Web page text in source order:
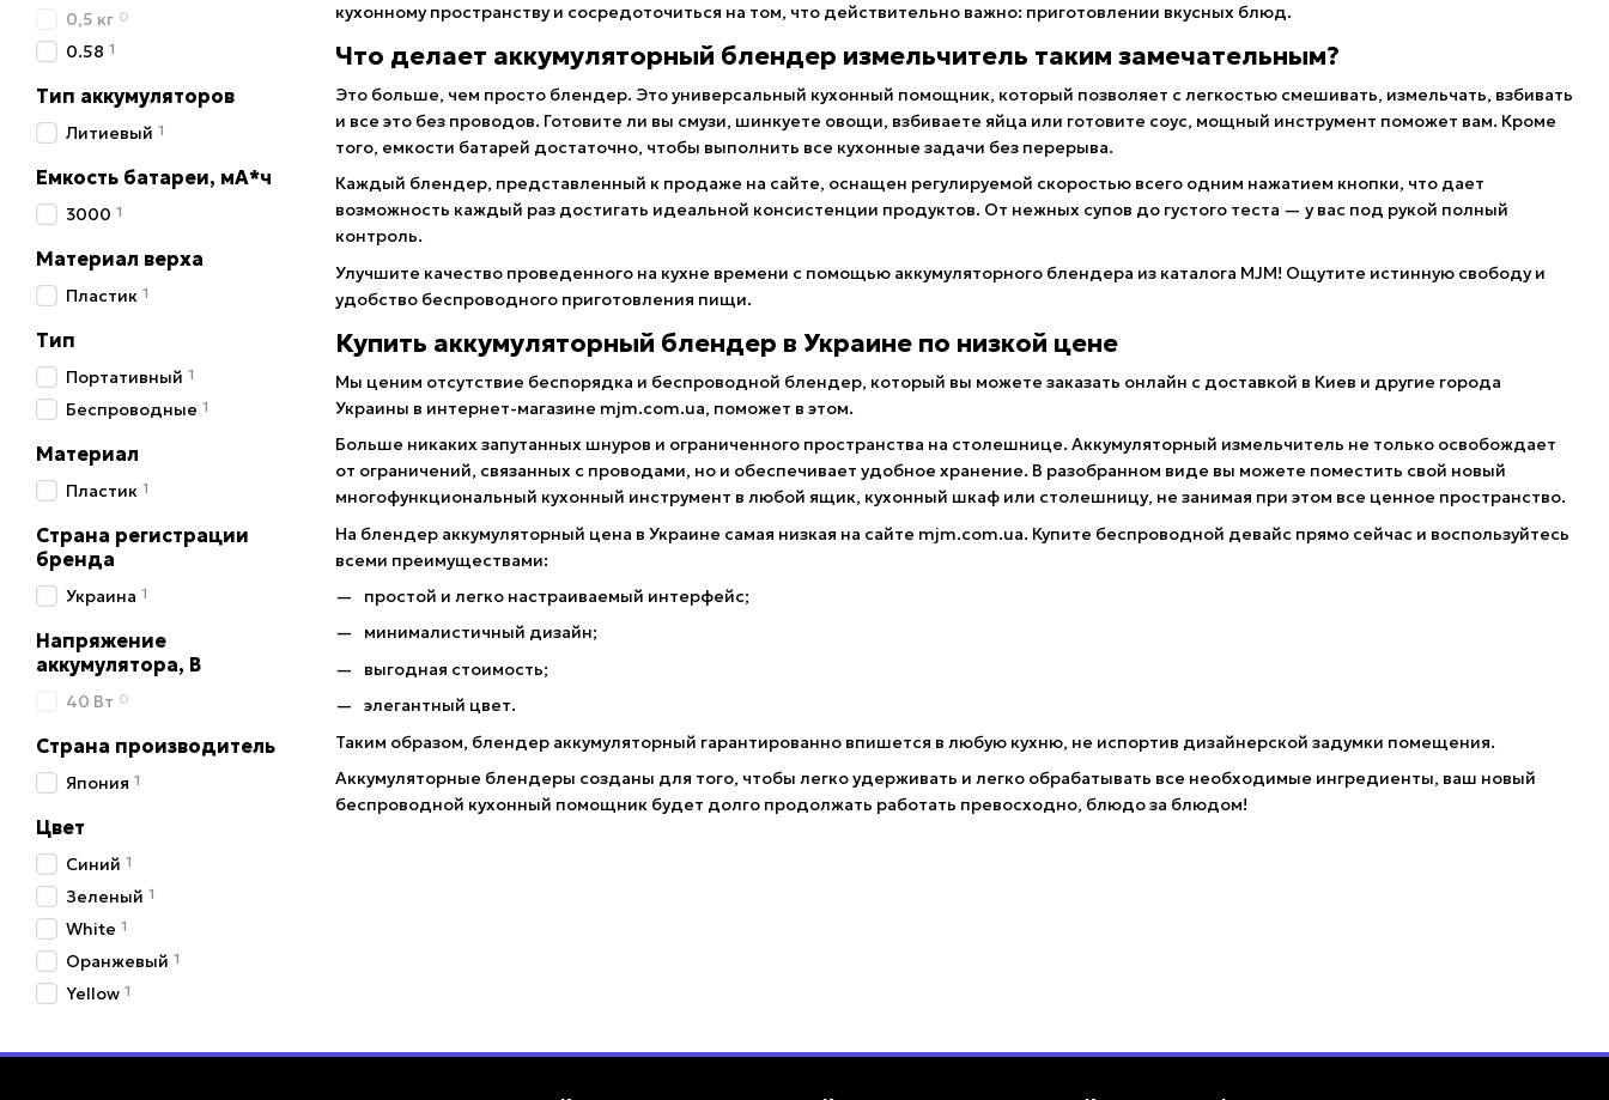
кухонному пространству и сосредоточиться на том, что действительно важно: приготовлении вкусных блюд.
Что делает аккумуляторный блендер измельчитель таким замечательным?
Это больше, чем просто блендер. Это универсальный кухонный помощник, который позволяет с легкостью смешивать, измельчать, взбивать
и все это без проводов. Готовите ли вы смузи, шинкуете овощи, взбиваете яйца или готовите соус, мощный инструмент поможет вам. Кроме
того, емкости батарей достаточно, чтобы выполнить все кухонные задачи без перерыва.
Каждый блендер, представленный к продаже на сайте, оснащен регулируемой скоростью всего одним нажатием кнопки, что дает
возможность каждый раз достигать идеальной консистенции продуктов. От нежных супов до густого теста — у вас под рукой полный
контроль.
Улучшите качество проведенного на кухне времени с помощью аккумуляторного блендера из каталога MJM! Ощутите истинную свободу и
удобство беспроводного приготовления пищи.
Купить аккумуляторный блендер в Украине по низкой цене
Мы ценим отсутствие беспорядка и беспроводной блендер, который вы можете заказать онлайн с доставкой в Киев и другие города
Украины в интернет-магазине mjm.com.ua, поможет в этом.
Больше никаких запутанных шнуров и ограниченного пространства на столешнице. Аккумуляторный измельчитель не только освобождает
от ограничений, связанных с проводами, но и обеспечивает удобное хранение. В разобранном виде вы можете поместить свой новый
многофункциональный кухонный инструмент в любой ящик, кухонный шкаф или столешницу, не занимая при этом все ценное пространство.
На блендер аккумуляторный цена в Украине самая низкая на сайте mjm.com.ua. Купите беспроводной девайс прямо сейчас и воспользуйтесь
всеми преимуществами:
простой и легко настраиваемый интерфейс;
минималистичный дизайн;
выгодная стоимость;
элегантный цвет.
Таким образом, блендер аккумуляторный гарантированно впишется в любую кухню, не испортив дизайнерской задумки помещения.
Аккумуляторные блендеры созданы для того, чтобы легко удерживать и легко обрабатывать все необходимые ингредиенты, ваш новый
беспроводной кухонный помощник будет долго продолжать работать превосходно, блюдо за блюдом!
0,5 кг 0
0.58 1
Тип аккумуляторов
Литиевый 1
Емкость батареи, мА*ч
3000 1
Материал верха
Пластик 1
Тип
Портативный 1
Беспроводные 1
Материал
Пластик 1
Страна регистрации
бренда
Украина 1
Напряжение
аккумулятора, В
40 Вт 0
Страна производитель
Япония 1
Цвет
Синий 1
Зеленый 1
White 1
Оранжевый 1
Yellow 1